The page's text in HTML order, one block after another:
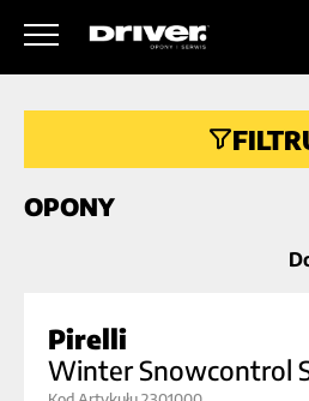
OPONY
Pirelli
Winter Snowcontrol